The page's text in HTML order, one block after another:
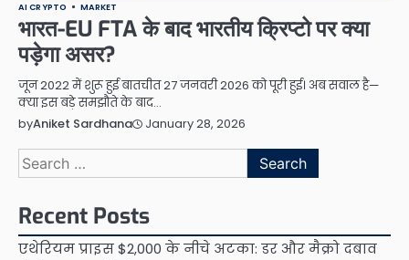
AI CRYPTO MARKET
भारत-EU FTA के बाद भारतीय क्रिप्टो पर क्या
पड़ेगा असर?
जून 2022 में शुरू हुई बातचीत 27 जनवरी 2026 को पूरी हुई। अब सवाल है—
क्या इस बड़े समझौते के बाद…
byAniket Sardhana January 28, 2026
Search
for:
Recent Posts
एथेरियम प्राइस $2,000 के नीचे अटका: डर और मैक्रो दबाव